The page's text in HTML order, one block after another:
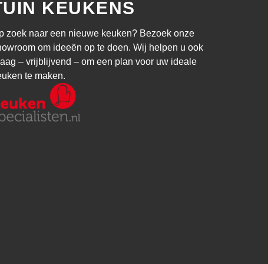
KEUKENS
zoek naar een nieuwe keuken? Bezoek onze
om ideeën op te doen. Wij helpen u ook
– vrijblijvend – om een plan voor uw ideale
te maken.